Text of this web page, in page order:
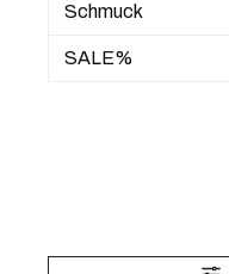
Schmuck
SALE%